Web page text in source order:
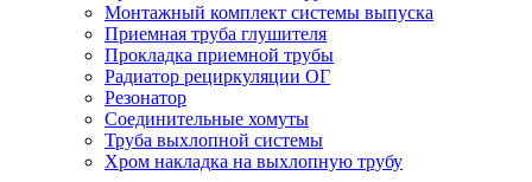
Монтажный комплект системы выпуска
Приемная труба глушителя
Прокладка приемной трубы
Радиатор рециркуляции ОГ
Резонатор
Соединительные хомуты
Труба выхлопной системы
Хром накладка на выхлопную трубу